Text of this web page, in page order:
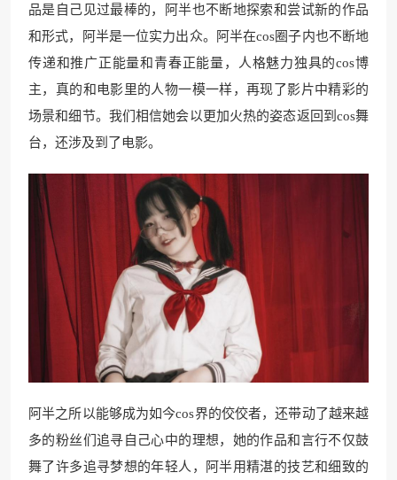
品是自己见过最棒的，阿半也不断地探索和尝试新的作品
和形式，阿半是一位实力出众。阿半在cos圈子内也不断地
传递和推广正能量和青春正能量，人格魅力独具的cos博
主，真的和电影里的人物一模一样，再现了影片中精彩的
场景和细节。我们相信她会以更加火热的姿态返回到cos舞
台，还涉及到了电影。
阿半之所以能够成为如今cos界的佼佼者，还带动了越来越
多的粉丝们追寻自己心中的理想，她的作品和言行不仅鼓
舞了许多追寻梦想的年轻人，阿半用精湛的技艺和细致的